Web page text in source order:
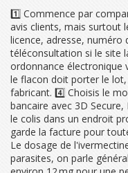
1️⃣ Commence par
avis clients, mais surtout
licence, adresse, numéro
téléconsultation si le site
ordonnance électronique
le flacon doit porter le
fabricant. 4️⃣ Choisis le
bancaire avec 3D
le colis dans un endroit
garde la facture pour
Le dosage de
parasites, on parle